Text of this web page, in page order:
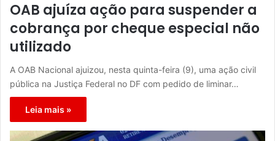
OAB ajuíza ação para suspender a
cobrança por cheque especial não
utilizado
A OAB Nacional ajuizou, nesta quinta-feira (9), uma ação civil
pública na Justiça Federal no DF com pedido de liminar…
Leia mais »